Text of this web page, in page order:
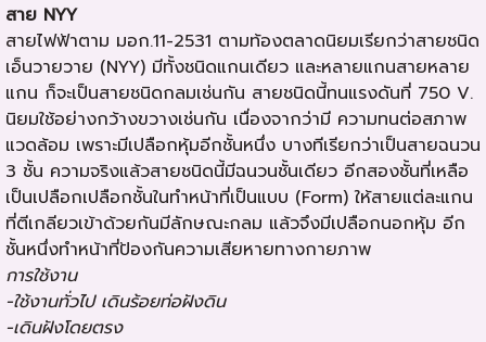
สาย NYY
สายไฟฟ้าตาม มอก.11-2531 ตามท้องตลาดนิยมเรียกว่าสายชนิด
เอ็นวายวาย (NYY) มีทั้งชนิดแกนเดียว และหลายแกนสายหลาย
แกน ก็จะเป็นสายชนิดกลมเช่นกัน สายชนิดนี้ทนแรงดันที่ 750 V.
นิยมใช้อย่างกว้างขวางเช่นกัน เนื่องจากว่ามี ความทนต่อสภาพ
แวดล้อม เพราะมีเปลือกหุ้มอีกชั้นหนึ่ง บางทีเรียกว่าเป็นสายฉนวน
3 ชั้น ความจริงแล้วสายชนิดนี้มีฉนวนชั้นเดียว อีกสองชั้นที่เหลือ
เป็นเปลือกเปลือกชั้นในทำหน้าที่เป็นแบบ (Form) ให้สายแต่ละแกน
ที่ตีเกลียวเข้าด้วยกันมีลักษณะกลม แล้วจึงมีเปลือกนอกหุ้ม อีก
ชั้นหนึ่งทำหน้าที่ป้องกันความเสียหายทางกายภาพ
การใช้งาน
-ใช้งานทั่วไป เดินร้อยท่อฝังดิน
-เดินฝังโดยตรง